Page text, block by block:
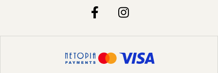
suplimentara a socului in caz de impact.